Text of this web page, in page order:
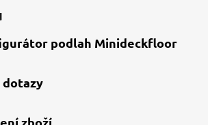
i
podlah Minideckfloor
dotazy